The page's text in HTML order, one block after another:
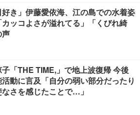
好き」伊藤愛依海、江の島での水着姿
ッコよさが溢れてる」「くびれ綺
声
「THE TIME,」で地上波復帰 今後
動に言及「自分の弱い部分だったり
さを感じたことで…」